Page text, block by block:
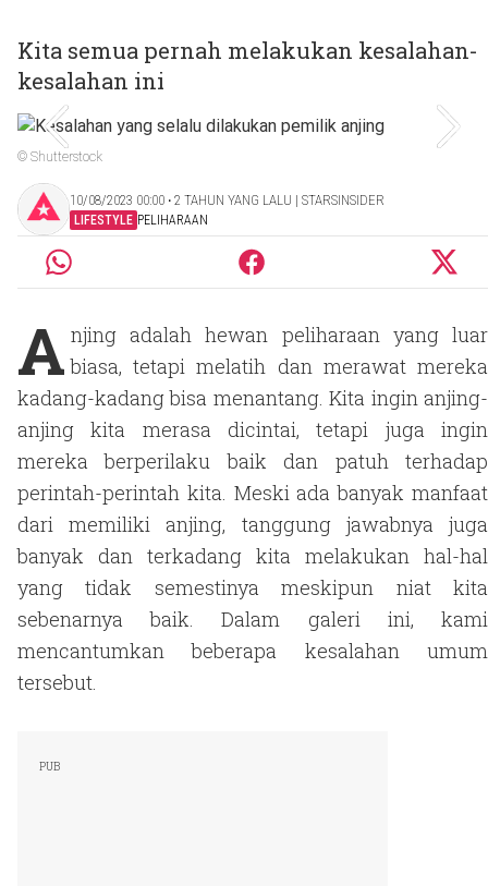
Kita semua pernah melakukan kesalahan-
kesalahan ini
© Shutterstock
10/08/2023 00:00 ‧ 2 TAHUN YANG LALU | STARSINSIDER
LIFESTYLE PELIHARAAN
A njing adalah hewan peliharaan yang luar
biasa, tetapi melatih dan merawat mereka
kadang-kadang bisa menantang. Kita ingin anjing-
anjing kita merasa dicintai, tetapi juga ingin
mereka berperilaku baik dan patuh terhadap
perintah-perintah kita. Meski ada banyak manfaat
dari memiliki anjing, tanggung jawabnya juga
banyak dan terkadang kita melakukan hal-hal
yang tidak semestinya meskipun niat kita
sebenarnya baik. Dalam galeri ini, kami
mencantumkan beberapa kesalahan umum
tersebut.